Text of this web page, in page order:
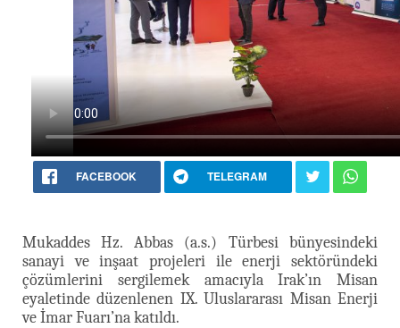
FACEBOOK TELEGRAM
Mukaddes Hz. Abbas (a.s.) Türbesi bünyesindeki
sanayi ve inşaat projeleri ile enerji sektöründeki
çözümlerini sergilemek amacıyla Irak’ın Misan
eyaletinde düzenlenen IX. Uluslararası Misan Enerji
ve İmar Fuarı’na katıldı.